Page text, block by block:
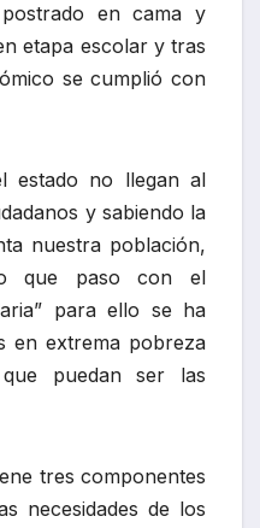
en cama y
etapa escolar y tras
se cumplió con
estado no llegan al
y sabiendo la
nuestra población,
que paso con el
para ello se ha
en extrema pobreza
puedan ser las
tres componentes
necesidades de los